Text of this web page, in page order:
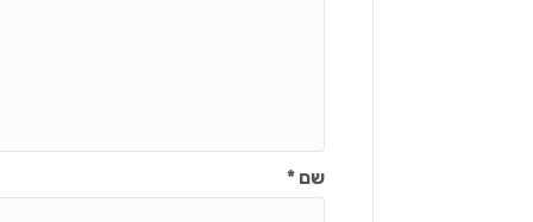
שם*